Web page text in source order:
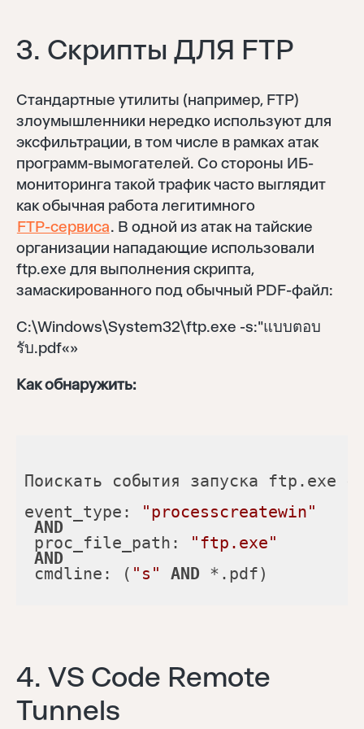
3. Скрипты ДЛЯ FTP
Стандартные утилиты (например, FTP)
злоумышленники нередко используют для
эксфильтрации, в том числе в рамках атак
программ-вымогателей. Со стороны ИБ-
мониторинга такой трафик часто выглядит
как обычная работа легитимного
FTP-сервиса. В одной из атак на тайские
организации нападающие использовали
ftp.exe для выполнения скрипта,
замаскированного под обычный PDF-файл:
C:\Windows\System32\ftp.exe -s:"แบบตอบ
รับ.pdf«»
Как обнаружить:
event_type:
"processcreatewin"
AND
proc_file_path:
"ftp.exe"
AND
cmdline: ( "s" AND *.pdf)
4. VS Code Remote
Tunnels